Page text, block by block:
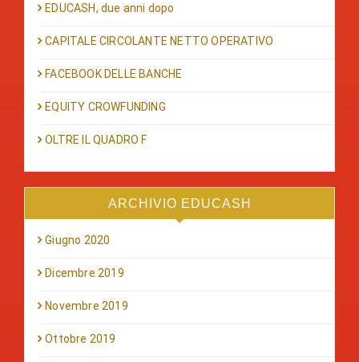
EDUCASH, due anni dopo
CAPITALE CIRCOLANTE NETTO OPERATIVO
FACEBOOK DELLE BANCHE
EQUITY CROWFUNDING
OLTRE IL QUADRO F
ARCHIVIO EDUCASH
Giugno 2020
Dicembre 2019
Novembre 2019
Ottobre 2019